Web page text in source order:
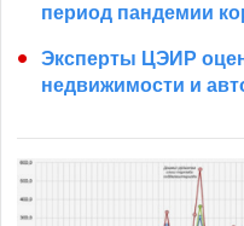
период пандемии
Эксперты ЦЭИР
недвижимости и